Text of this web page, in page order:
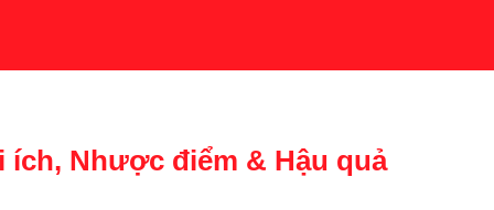
ích, Nhược điểm & Hậu quả